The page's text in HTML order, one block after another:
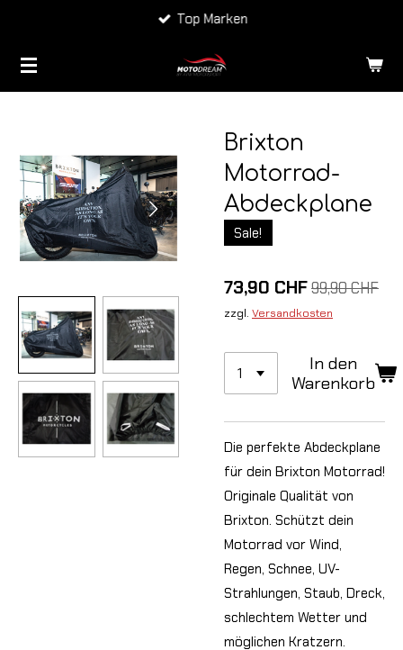
springen
Top Marken
Brixton
Motorrad-
Abdeckplane
Sale!
73,90 CHF99,90 CHF
zzgl. Versandkosten
In den
Warenkorb
Die perfekte Abdeckplane
für dein Brixton Motorrad!
Originale Qualität von
Brixton. Schützt dein
Motorrad vor Wind,
Regen, Schnee, UV-
Strahlungen, Staub, Dreck,
schlechtem Wetter und
möglichen Kratzern.